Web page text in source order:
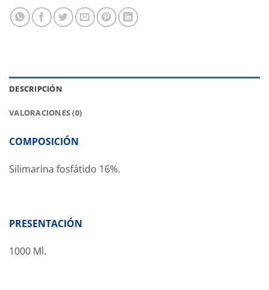
DESCRIPCIÓN
VALORACIONES (0)
COMPOSICIÓN
Silimarina fosfátido 16%.
PRESENTACIÓN
1000 Ml.